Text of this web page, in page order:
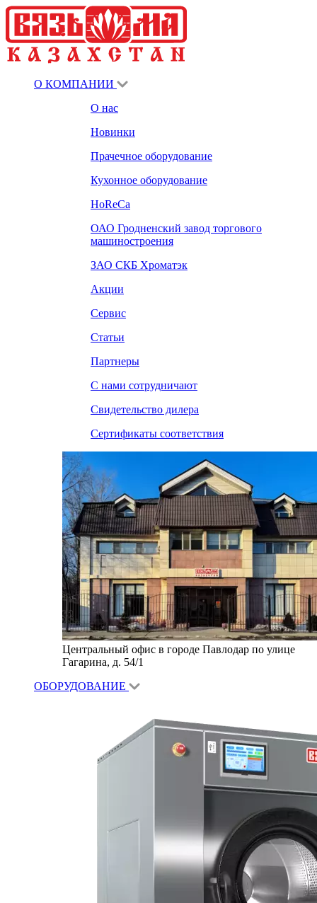
О КОМПАНИИ
О нас
Новинки
Прачечное оборудование
Кухонное оборудование
HoReCa
ОАО Гродненский завод торгового
машиностроения
ЗАО СКБ Хроматэк
Акции
Сервис
Статьи
Партнеры
С нами сотрудничают
Свидетельство дилера
Сертификаты соответствия
Центральный офис в городе Павлодар по улице
Гагарина, д. 54/1
ОБОРУДОВАНИЕ